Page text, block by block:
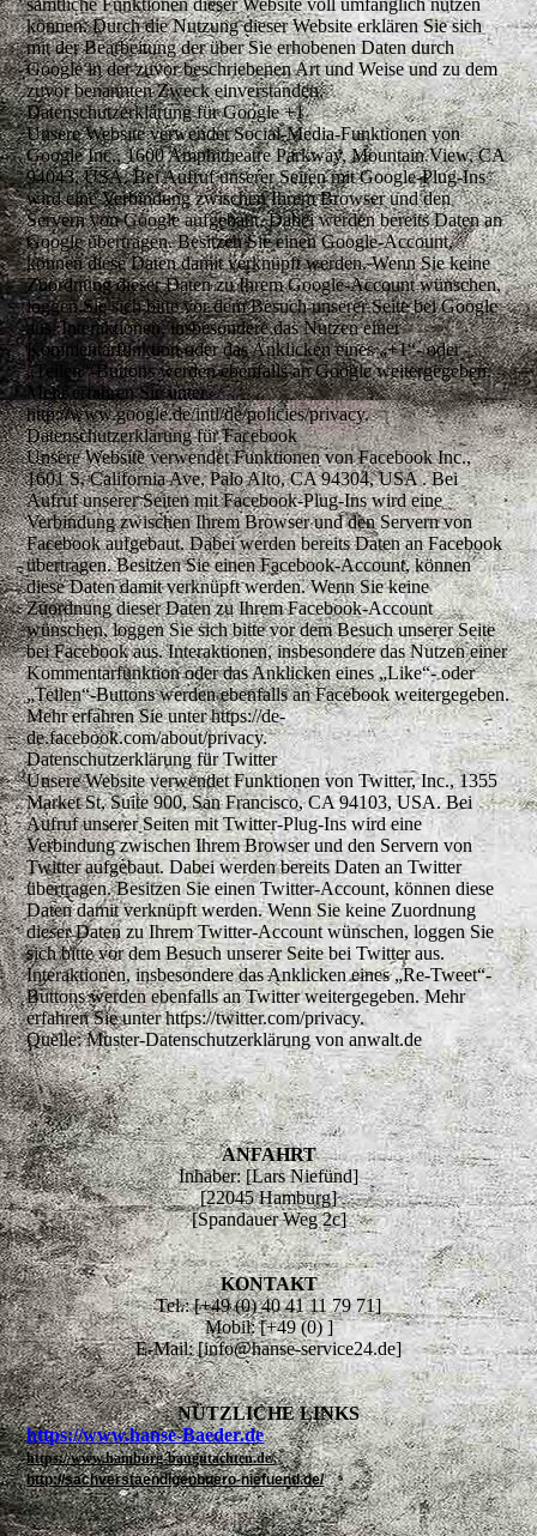
sämtliche Funktionen dieser Website voll umfänglich nutzen
können. Durch die Nutzung dieser Website erklären Sie sich
mit der Bearbeitung der über Sie erhobenen Daten durch
Google in der zuvor beschriebenen Art und Weise und zu dem
zuvor benannten Zweck einverstanden.
Datenschutzerklärung für Google +1
Unsere Website verwendet Social-Media-Funktionen von
Google Inc., 1600 Amphitheatre Parkway, Mountain View, CA
94043, USA. Bei Aufruf unserer Seiten mit Google-Plug-Ins
wird eine Verbindung zwischen Ihrem Browser und den
Servern von Google aufgebaut. Dabei werden bereits Daten an
Google übertragen. Besitzen Sie einen Google-Account,
können diese Daten damit verknüpft werden. Wenn Sie keine
Zuordnung dieser Daten zu Ihrem Google-Account wünschen,
loggen Sie sich bitte vor dem Besuch unserer Seite bei Google
aus. Interaktionen, insbesondere das Nutzen einer
Kommentarfunktion oder das Anklicken eines „+1“- oder
„Teilen“-Buttons werden ebenfalls an Google weitergegeben.
Mehr erfahren Sie unter
http://www.google.de/intl/de/policies/privacy.
Datenschutzerklärung für Facebook
Unsere Website verwendet Funktionen von Facebook Inc.,
1601 S. California Ave, Palo Alto, CA 94304, USA . Bei
Aufruf unserer Seiten mit Facebook-Plug-Ins wird eine
Verbindung zwischen Ihrem Browser und den Servern von
Facebook aufgebaut. Dabei werden bereits Daten an Facebook
übertragen. Besitzen Sie einen Facebook-Account, können
diese Daten damit verknüpft werden. Wenn Sie keine
Zuordnung dieser Daten zu Ihrem Facebook-Account
wünschen, loggen Sie sich bitte vor dem Besuch unserer Seite
bei Facebook aus. Interaktionen, insbesondere das Nutzen einer
Kommentarfunktion oder das Anklicken eines „Like“- oder
„Teilen“-Buttons werden ebenfalls an Facebook weitergegeben.
Mehr erfahren Sie unter https://de-
de.facebook.com/about/privacy.
Datenschutzerklärung für Twitter
Unsere Website verwendet Funktionen von Twitter, Inc., 1355
Market St, Suite 900, San Francisco, CA 94103, USA. Bei
Aufruf unserer Seiten mit Twitter-Plug-Ins wird eine
Verbindung zwischen Ihrem Browser und den Servern von
Twitter aufgebaut. Dabei werden bereits Daten an Twitter
übertragen. Besitzen Sie einen Twitter-Account, können diese
Daten damit verknüpft werden. Wenn Sie keine Zuordnung
dieser Daten zu Ihrem Twitter-Account wünschen, loggen Sie
sich bitte vor dem Besuch unserer Seite bei Twitter aus.
Interaktionen, insbesondere das Anklicken eines „Re-Tweet“-
Buttons werden ebenfalls an Twitter weitergegeben. Mehr
erfahren Sie unter https://twitter.com/privacy.
Quelle: Muster-Datenschutzerklärung von anwalt.de
ANFAHRT
Inhaber: [Lars Niefünd]
[22045 Hamburg]
[Spandauer Weg 2c]
KONTAKT
Tel.: [+49 (0) 40 41 11 79 71]
Mobil: [+49 (0) ]
E-Mail: [info@hanse-service24.de]
NÜTZLICHE LINKS
https://www.hanse-Baeder.de
https://www.hamburg-baugutachten.de/
http://sachverstaendigenbuero-niefuend.de/